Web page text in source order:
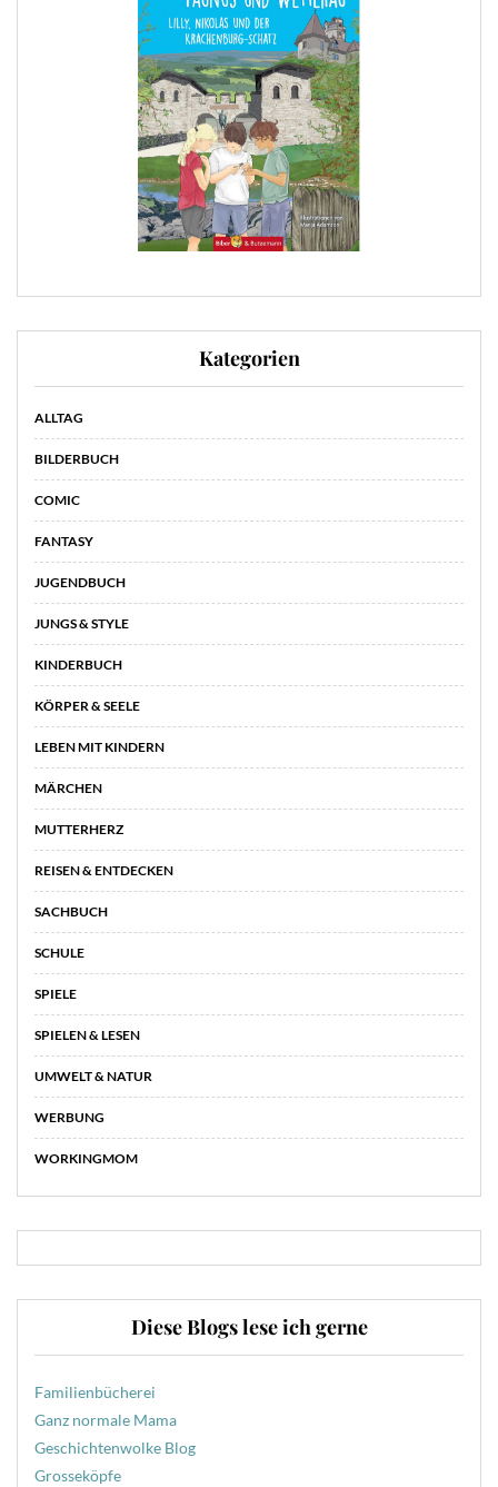
Kategorien
ALLTAG
BILDERBUCH
COMIC
FANTASY
JUGENDBUCH
JUNGS & STYLE
KINDERBUCH
KÖRPER & SEELE
LEBEN MIT KINDERN
MÄRCHEN
MUTTERHERZ
REISEN & ENTDECKEN
SACHBUCH
SCHULE
SPIELE
SPIELEN & LESEN
UMWELT & NATUR
WERBUNG
WORKINGMOM
Diese Blogs lese ich gerne
Familienbücherei
Ganz normale Mama
Geschichtenwolke Blog
Grosseköpfe